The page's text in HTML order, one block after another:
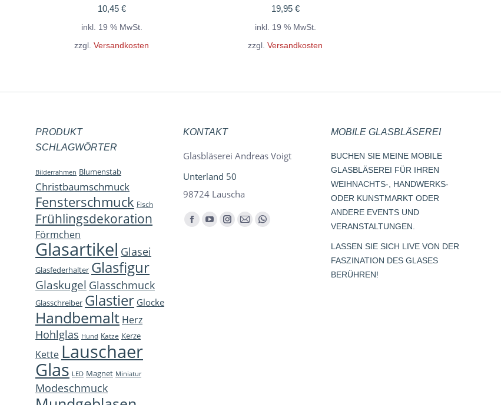
10,45 €
inkl. 19 % MwSt.
zzgl. Versandkosten
19,95 €
inkl. 19 % MwSt.
zzgl. Versandkosten
PRODUKT
SCHLAGWÖRTER
Bilderrahmen Blumenstab
Christbaumschmuck
Fensterschmuck Fisch
Frühlingsdekoration
Förmchen
Glasartikel Glasei
Glasfederhalter Glasfigur
Glaskugel Glasschmuck
Glasschreiber Glastier Glocke
Handbemalt Herz
Hohlglas Hund Katze Kerze
Kette Lauschaer
Glas LED Magnet Miniatur
Modeschmuck
KONTAKT
Glasbläserei Andreas Voigt
Unterland 50
98724 Lauscha
Finden Sie uns auf:
Facebook
YouTubeInstagram
E-
Whatsapp
MOBILE GLASBLÄSEREI
BUCHEN SIE MEINE MOBILE
GLASBLÄSEREI FÜR IHREN
WEIHNACHTS-, HANDWERKS-
ODER KUNSTMARKT ODER
ANDERE EVENTS UND
VERANSTALTUNGEN.
LASSEN SIE SICH LIVE VON DER
FASZINATION DES GLASES
BERÜHREN!